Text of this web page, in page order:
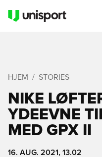
HJEM STORIES
NIKE
YDEEVNE
MED GPX II
16. AUG. 2021, 13.02